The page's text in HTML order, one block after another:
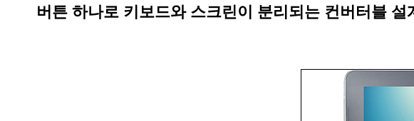
버튼 하나로 키보드와 스크린이 분리되는 컨버터블 설